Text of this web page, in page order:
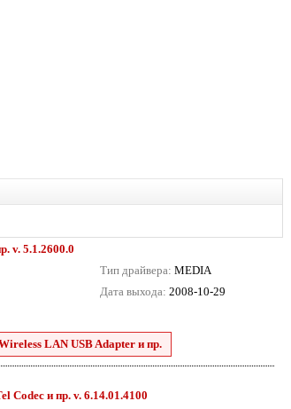
v. 5.1.2600.0
Тип драйвера: MEDIA
Дата выхода: 2008-10-29
LAN USB Adapter и пр.
Codec и пр. v. 6.14.01.4100